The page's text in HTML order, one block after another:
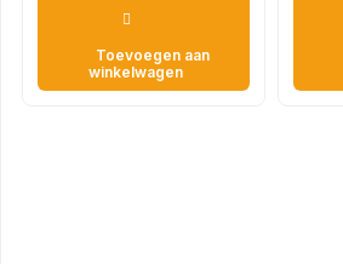
Toevoegen aan
winkelwagen